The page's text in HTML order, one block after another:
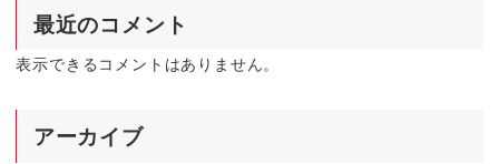
最近のコメント
表示できるコメントはありません。
アーカイブ